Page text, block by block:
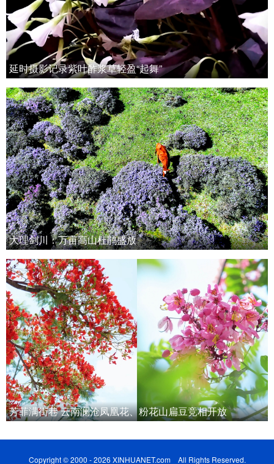
延时摄影记录紫叶酢浆草轻盈“起舞”
大理剑川：万亩高山杜鹃盛放
芳菲满街巷 云南澜沧凤凰花、粉花山扁豆竞相开放
Copyright © 2000 - 2026 XINHUANET.com All Rights Reserved.